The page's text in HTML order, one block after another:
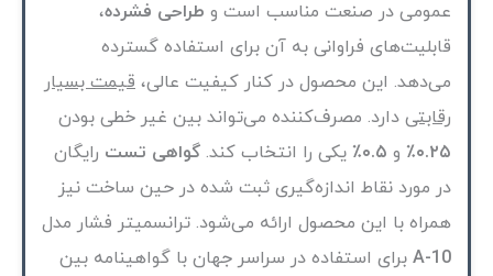
عمومی در صنعت مناسب است و طراحی فشرده،
قابلیت‌های فراوانی به آن برای استفاده گسترده
می‌دهد. این محصول در کنار کیفیت عالی، قیمت بسیار
رقابتی دارد. مصرف‌کننده می‌تواند بین غیر خطی بودن
۰.۲۵٪
و ۰.۵٪ یکی را انتخاب کند. گواهی تست رایگان
در مورد نقاط اندازه‌گیری ثبت شده در حین ساخت نیز
همراه با این محصول ارائه می‌شود. ترانسمیتر فشار مدل
A-10 برای استفاده در سراسر جهان با گواهینامه بین